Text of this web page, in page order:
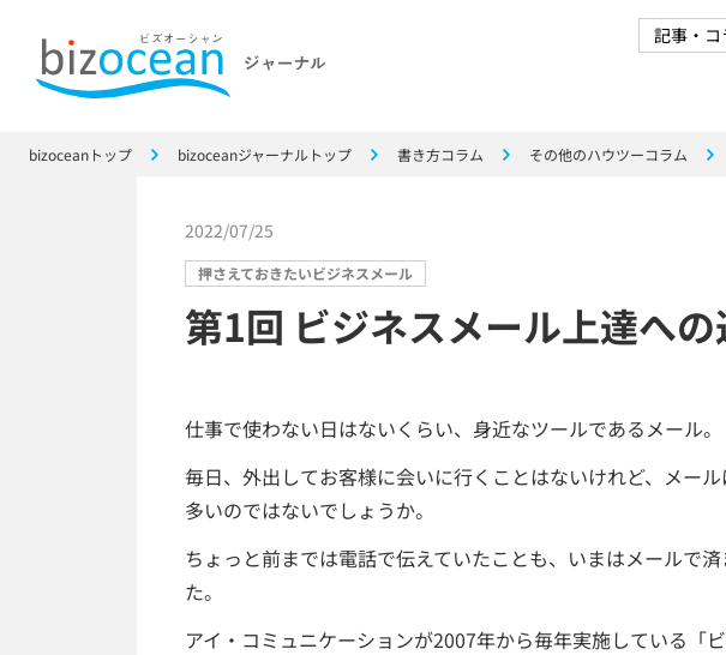
bizoceanトップ bizoceanジャーナルトップ 書き方コラム その他のハウツーコラム
2022/07/25
押さえておきたいビジネスメール
第1回 ビジネスメール上達へ
仕事で使わない日はないくらい、身近なツールであるメール。
毎日、外出してお客様に会いに行くことはないけれど、メー
多いのではないでしょうか。
ちょっと前までは電話で伝えていたことも、いまはメールで
た。
アイ・コミュニケーションが2007年から毎年実施している「